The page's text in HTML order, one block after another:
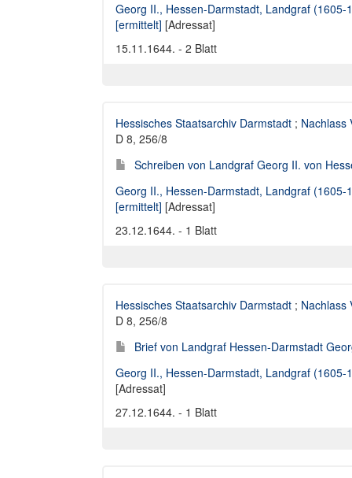
Georg II., Hessen-Darmstadt, Landgraf (1605-
[ermittelt] [Adressat]
15.11.1644. - 2 Blatt
Hessisches Staatsarchiv Darmstadt ; Nachlass
D 8, 256/8
Schreiben von Landgraf Georg II. von
Georg II., Hessen-Darmstadt, Landgraf (1605-
[ermittelt] [Adressat]
23.12.1644. - 1 Blatt
Hessisches Staatsarchiv Darmstadt ; Nachlass
D 8, 256/8
Brief von Landgraf Hessen-Darmstadt
Georg II., Hessen-Darmstadt, Landgraf (1605-
[Adressat]
27.12.1644. - 1 Blatt